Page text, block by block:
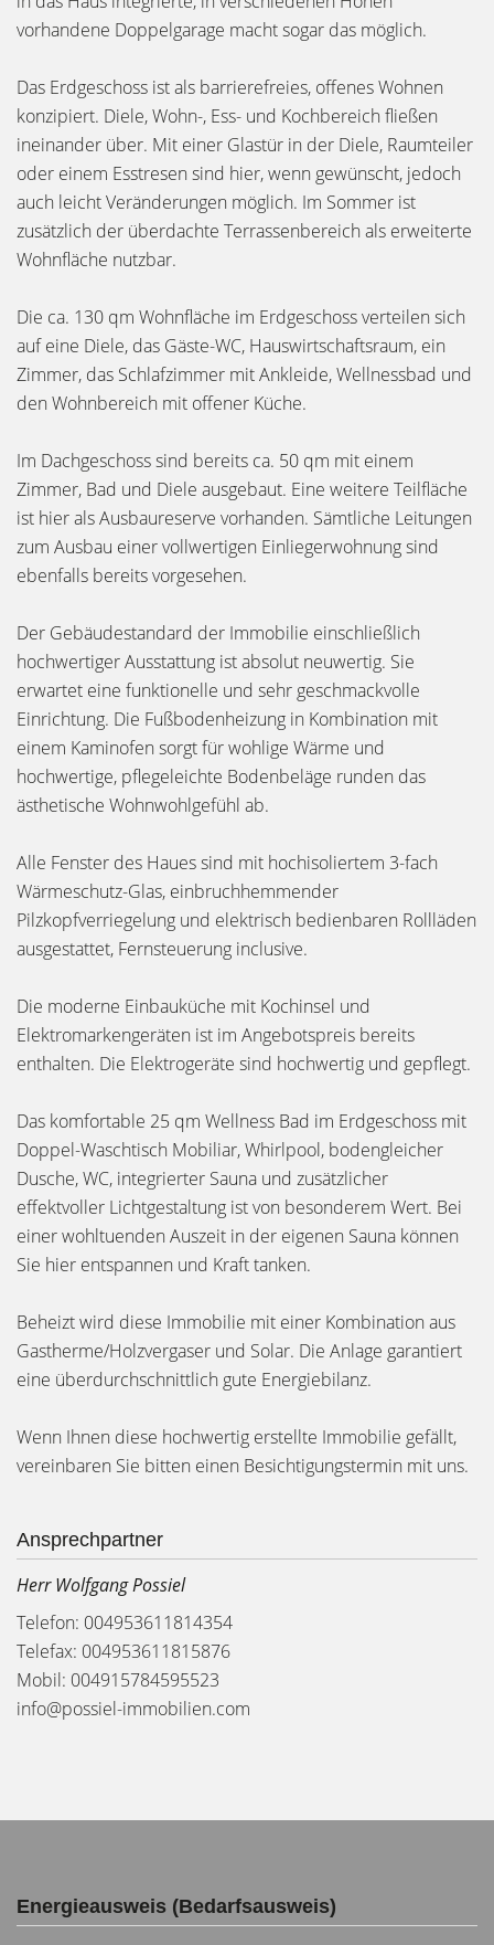
vorhandene Doppelgarage macht sogar das möglich.
Das Erdgeschoss ist als barrierefreies, offenes Wohnen
konzipiert. Diele, Wohn-, Ess- und Kochbereich fließen
ineinander über. Mit einer Glastür in der Diele, Raumteiler
oder einem Esstresen sind hier, wenn gewünscht, jedoch
auch leicht Veränderungen möglich. Im Sommer ist
zusätzlich der überdachte Terrassenbereich als erweiterte
Wohnfläche nutzbar.
Die ca. 130 qm Wohnfläche im Erdgeschoss verteilen sich
auf eine Diele, das Gäste-WC, Hauswirtschaftsraum, ein
Zimmer, das Schlafzimmer mit Ankleide, Wellnessbad und
den Wohnbereich mit offener Küche.
Im Dachgeschoss sind bereits ca. 50 qm mit einem
Zimmer, Bad und Diele ausgebaut. Eine weitere Teilfläche
ist hier als Ausbaureserve vorhanden. Sämtliche Leitungen
zum Ausbau einer vollwertigen Einliegerwohnung sind
ebenfalls bereits vorgesehen.
Der Gebäudestandard der Immobilie einschließlich
hochwertiger Ausstattung ist absolut neuwertig. Sie
erwartet eine funktionelle und sehr geschmackvolle
Einrichtung. Die Fußbodenheizung in Kombination mit
einem Kaminofen sorgt für wohlige Wärme und
hochwertige, pflegeleichte Bodenbeläge runden das
ästhetische Wohnwohlgefühl ab.
Alle Fenster des Haues sind mit hochisoliertem 3-fach
Wärmeschutz-Glas, einbruchhemmender
Pilzkopfverriegelung und elektrisch bedienbaren Rollläden
ausgestattet, Fernsteuerung inclusive.
Die moderne Einbauküche mit Kochinsel und
Elektromarkengeräten ist im Angebotspreis bereits
enthalten. Die Elektrogeräte sind hochwertig und gepflegt.
Das komfortable 25 qm Wellness Bad im Erdgeschoss mit
Doppel-Waschtisch Mobiliar, Whirlpool, bodengleicher
Dusche, WC, integrierter Sauna und zusätzlicher
effektvoller Lichtgestaltung ist von besonderem Wert. Bei
einer wohltuenden Auszeit in der eigenen Sauna können
Sie hier entspannen und Kraft tanken.
Beheizt wird diese Immobilie mit einer Kombination aus
Gastherme/Holzvergaser und Solar. Die Anlage garantiert
eine überdurchschnittlich gute Energiebilanz.
Wenn Ihnen diese hochwertig erstellte Immobilie gefällt,
vereinbaren Sie bitten einen Besichtigungstermin mit uns.
Ansprechpartner
Herr Wolfgang Possiel
Telefon: 004953611814354
Telefax: 004953611815876
Mobil: 004915784595523
info@possiel-immobilien.com
Energieausweis (Bedarfsausweis)